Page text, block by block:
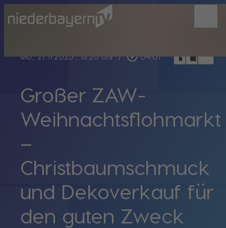
Mo., 27.11.2023, 18:20 Uhr / play_circle_outline 04:01 headphoneschrome_reader_modebookmark_border
Großer ZAW-
Weihnachtsflohmarkt
–
Christbaumschmuck
und Dekoverkauf für
den guten Zweck